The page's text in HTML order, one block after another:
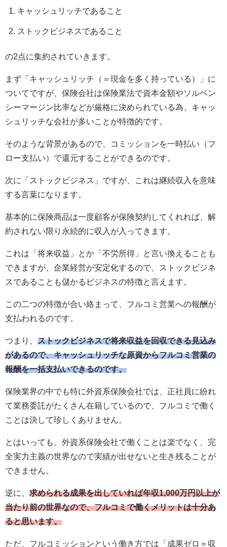
キャッシュリッチであること
ストックビジネスであること
の2点に集約されていきます。
まず「キャッシュリッチ（＝現金を多く持っている）」に
ついてですが、保険会社は保険業法で資本金額やソルベン
シーマージン比率などが厳格に決められている為、キャッ
シュリッチな会社が多いことが特徴的です。
そのような背景があるので、コミッションを一時払い（フ
ロー支払い）で還元することができるのです。
次に「ストックビジネス」ですが、これは継続収入を意味
する言葉になります。
基本的に保険商品は一度顧客が保険契約してくれれば、解
約されない限り永続的に収入が入ってきます。
これは「将来収益」とか「不労所得」と言い換えることも
できますが、企業経営が安定化するので、ストックビジネ
スであることも儲かるビジネスの特徴と言えます。
この二つの特徴が合い絡まって、フルコミ営業への報酬が
支払われるのです。
つまり、 ストックビジネスで将来収益を回収できる見込み
があるので、キャッシュリッチな原資からフルコミ営業の
報酬を一括支払いできるのです。
保険業界の中でも特に外資系保険会社では、正社員に紛れ
て業務委託がたくさん在籍しているので、フルコミで働く
ことは決して珍しくありません。
とはいっても、外資系保険会社で働くことは楽でなく、完
全実力主義の世界なので実績が出せないと生き残ることが
できません。
逆に、 求められる成果を出していれば年収1,000万円以上が
当たり前の世界なので、フルコミで働くメリットは十分あ
ると思います。
ただ、フルコミッションという働き方では「成果ゼロ＝収